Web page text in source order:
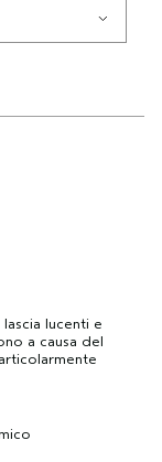
lucenti e
a causa del